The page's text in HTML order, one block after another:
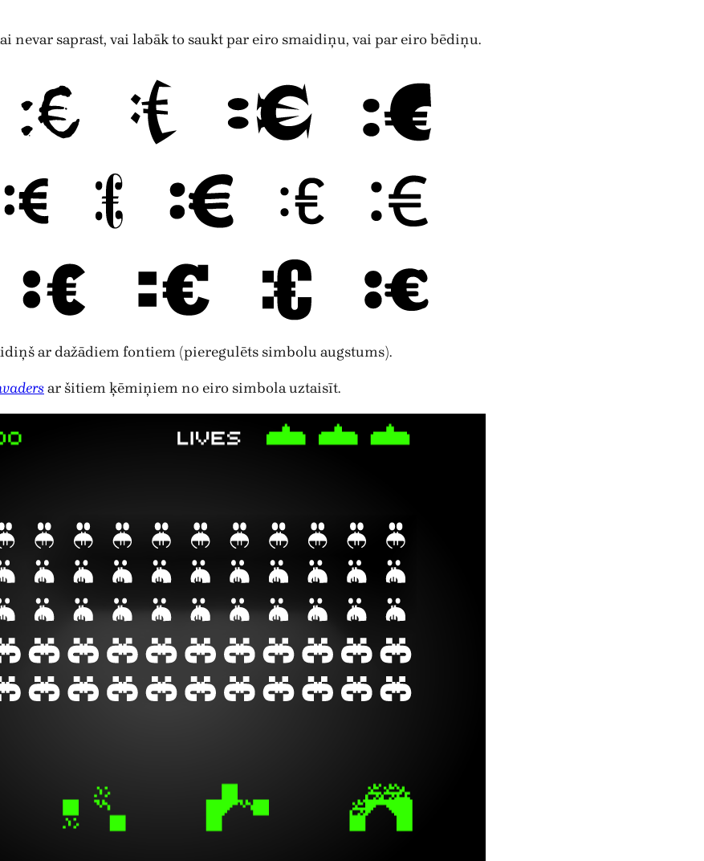
nevar saprast, vai labāk to saukt par eiro smaidiņu, vai par eiro bēdiņu.
ar dažādiem fontiem (pieregulēts simbolu augstums).
ar šitiem ķēmiņiem no eiro simbola uztaisīt.